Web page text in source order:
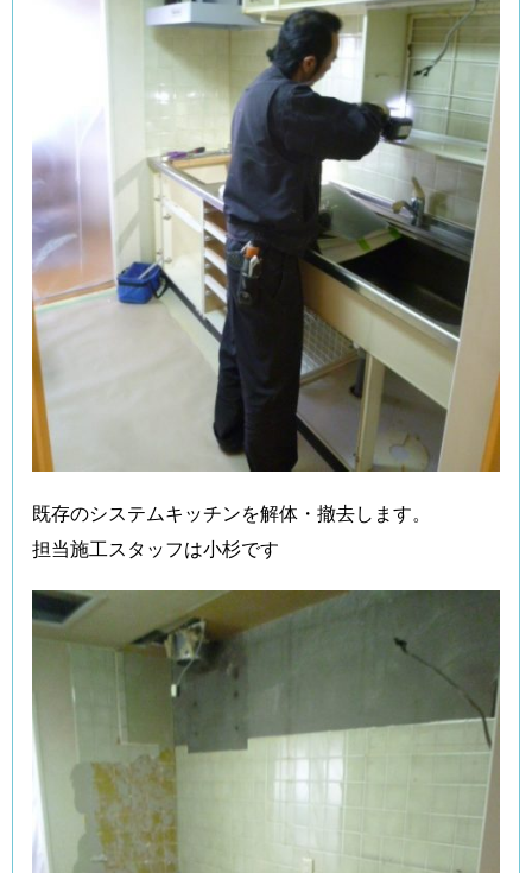
既存のシステムキッチンを解体・撤去します。
担当施工スタッフは小杉です